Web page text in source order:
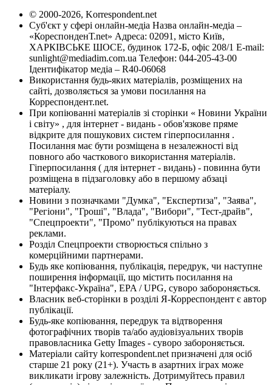
© 2000-2026, Korrespondent.net
Суб'єкт у сфері онлайн-медіа Назва онлайн-медіа –
«КореспонденТ.net» Адреса: 02091, місто Київ,
ХАРКІВСЬКЕ ШОСЕ, будинок 172-Б, офіс 208/1 E-mail:
sunlight@mediadim.com.ua Телефон: 044-205-43-00
Ідентифікатор медіа – R40-06068
Використання будь-яких матеріалів, розміщених на
сайті, дозволяється за умови посилання на
Корреспондент.net.
При копіюванні матеріалів зі сторінки « Новини України
і світу» , для інтернет - видань - обов'язкове пряме
відкрите для пошукових систем гіперпосилання .
Посилання має бути розміщена в незалежності від
повного або часткового використання матеріалів.
Гіперпосилання ( для інтернет - видань) - повинна бути
розміщена в підзаголовку або в першому абзаці
матеріалу.
Новини з позначками "Думка", "Експертиза", "Заява",
"Регіони", "Гроші", "Влада", "Вибори", "Тест-драйв",
"Спецпроекти", "Промо" публікуються на правах
реклами.
Розділ Спецпроекти створюється спільно з
комерційними партнерами.
Будь яке копіювання, публікація, передрук, чи наступне
поширення інформації, що містить посилання на
"Інтерфакс-Україна", EPA / UPG, суворо забороняється.
Власник веб-сторінки в розділі Я-Корреспондент є автор
публікації.
Будь-яке копіювання, передрук та відтворення
фотографічних творів та/або аудіовізуальних творів
правовласника Getty Images - суворо забороняється.
Матеріали сайту korrespondent.net призначені для осіб
старше 21 року (21+). Участь в азартних іграх може
викликати ігрову залежність. Дотримуйтесь правил